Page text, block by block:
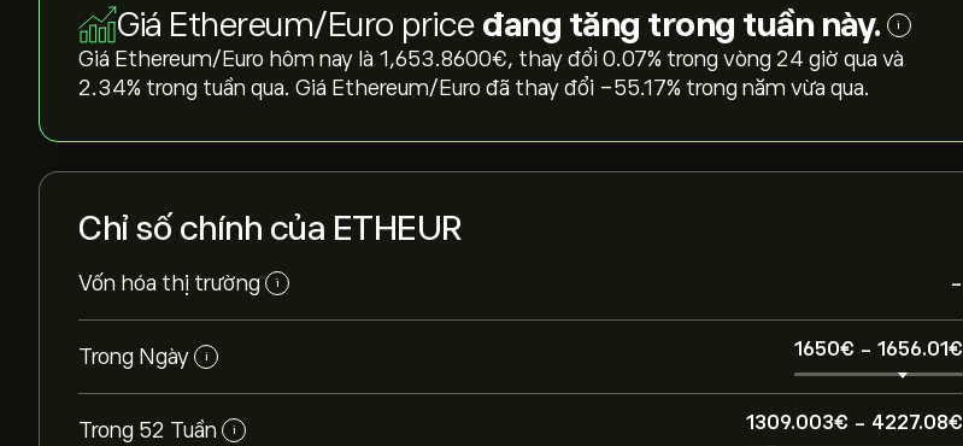
Giá Ethereum/Euro price đang tăng trong tuần này. i
Giá Ethereum/Euro hôm nay là 1,653.8600‎€‎, thay đổi ‎0.07‎% trong vòng 24 giờ qua và
‎2.34‎% trong tuần qua. Giá Ethereum/Euro đã thay đổi ‎-55.17‎% trong năm vừa qua.
Chỉ số chính của ETHEUR
Vốn hóa thị trường i -
Trong Ngày i 1650‎€‎ - 1656.01‎€‎
Trong 52 Tuần i 1309.003‎€‎ - 4227.08‎€‎